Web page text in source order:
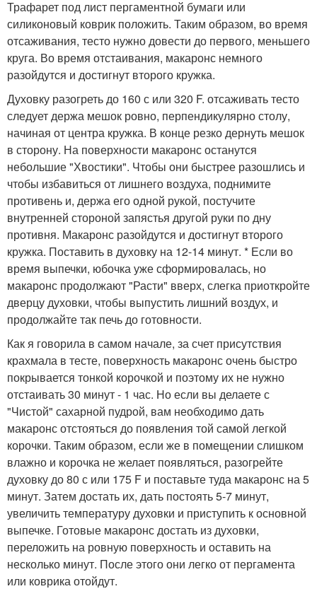
Трафарет под лист пергаментной бумаги или
силиконовый коврик положить. Таким образом, во время
отсаживания, тесто нужно довести до первого, меньшего
круга. Во время отстаивания, макаронс немного
разойдутся и достигнут второго кружка.
Духовку разогреть до 160 с или 320 F. отсаживать тесто
следует держа мешок ровно, перпендикулярно столу,
начиная от центра кружка. В конце резко дернуть мешок
в сторону. На поверхности макаронс останутся
небольшие "Хвостики". Чтобы они быстрее разошлись и
чтобы избавиться от лишнего воздуха, поднимите
противень и, держа его одной рукой, постучите
внутренней стороной запястья другой руки по дну
противня. Макаронс разойдутся и достигнут второго
кружка. Поставить в духовку на 12-14 минут. * Если во
время выпечки, юбочка уже сформировалась, но
макаронс продолжают "Расти" вверх, слегка приоткройте
дверцу духовки, чтобы выпустить лишний воздух, и
продолжайте так печь до готовности.
Как я говорила в самом начале, за счет присутствия
крахмала в тесте, поверхность макаронс очень быстро
покрывается тонкой корочкой и поэтому их не нужно
отстаивать 30 минут - 1 час. Но если вы делаете с
"Чистой" сахарной пудрой, вам необходимо дать
макаронс отстояться до появления той самой легкой
корочки. Таким образом, если же в помещении слишком
влажно и корочка не желает появляться, разогрейте
духовку до 80 с или 175 F и поставьте туда макаронс на 5
минут. Затем достать их, дать постоять 5-7 минут,
увеличить температуру духовки и приступить к основной
выпечке. Готовые макаронс достать из духовки,
переложить на ровную поверхность и оставить на
несколько минут. После этого они легко от пергамента
или коврика отойдут.